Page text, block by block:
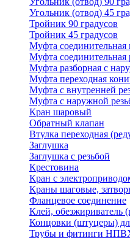
Угольник (отвод) 45
Тройник 90 градусов
Тройник 45 градусов
Муфта соединительная
Муфта соединительная
Муфта разборная с
Муфта переходная
Муфта с внутренней
Муфта с наружной
Кран шаровый
Обратный клапан
Втулка переходная
Заглушка
Заглушка с резьбой
Крестовина
Кран с
Краны шаговые,
Фланцевое соединение
Клей, обезжириватель
Концовки (штуцеры)
Трубы и фитинги